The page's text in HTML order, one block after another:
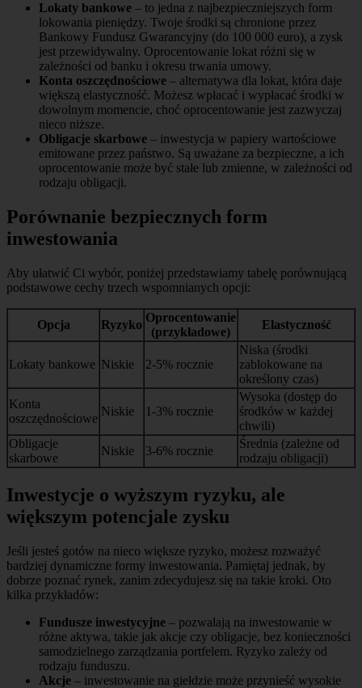
Lokaty bankowe – to jedna z najbezpieczniejszych form
lokowania pieniędzy. Twoje środki są chronione przez
Bankowy Fundusz Gwarancyjny (do 100 000 euro), a zysk
jest przewidywalny. Oprocentowanie lokat różni się w
zależności od banku i okresu trwania umowy.
Konta oszczędnościowe – alternatywa dla lokat, która daje
większą elastyczność. Możesz wpłacać i wypłacać środki w
dowolnym momencie, choć oprocentowanie jest zazwyczaj
nieco niższe.
Obligacje skarbowe – inwestycja w papiery wartościowe
emitowane przez państwo. Są uważane za bezpieczne, a ich
oprocentowanie może być stałe lub zmienne, w zależności od
rodzaju obligacji.
Porównanie bezpiecznych form
inwestowania
Aby ułatwić Ci wybór, poniżej przedstawiamy tabelę porównującą
podstawowe cechy trzech wspomnianych opcji:
Opcja Ryzyko
Oprocentowanie
(przykładowe)
Elastyczność
Lokaty bankowe Niskie 2-5% rocznie
Niska (środki
zablokowane na
określony czas)
Konta
oszczędnościowe
Niskie 1-3% rocznie
Wysoka (dostęp do
środków w każdej
chwili)
Obligacje
skarbowe
Niskie 3-6% rocznie
Średnia (zależne od
rodzaju obligacji)
Inwestycje o wyższym ryzyku, ale
większym potencjale zysku
Jeśli jesteś gotów na nieco większe ryzyko, możesz rozważyć
bardziej dynamiczne formy inwestowania. Pamiętaj jednak, by
dobrze poznać rynek, zanim zdecydujesz się na takie kroki. Oto
kilka przykładów:
Fundusze inwestycyjne – pozwalają na inwestowanie w
różne aktywa, takie jak akcje czy obligacje, bez konieczności
samodzielnego zarządzania portfelem. Ryzyko zależy od
rodzaju funduszu.
Akcje – inwestowanie na giełdzie może przynieść wysokie